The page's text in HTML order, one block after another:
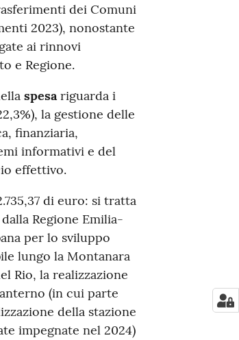
dei Comuni
2023), nonostante
ai rinnovi
e Regione.
spesariguarda i
la gestione delle
finanziaria,
informativi e del
effettivo.
di euro: si tratta
Regione Emilia-
per lo sviluppo
lungo la Montanara
Rio, la realizzazione
(in cui parte
della stazione
impegnate nel 2024)